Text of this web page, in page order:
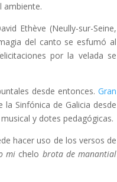
ambiente.
Ethève (Neully-sur-Seine,
del canto se esfumó al
por la velada se
desde entonces. Gran
Sinfónica de Galicia desde
y dotes pedagógicas.
hacer uso de los versos de
mi chelo brota de manantial